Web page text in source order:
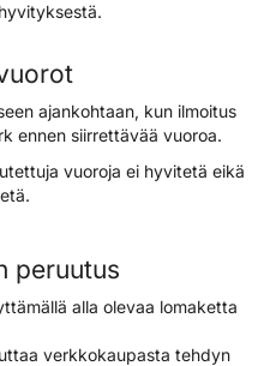
ajankohtaan, kun ilmoitus
ennen siirrettävää vuoroa.
vuoroja ei hyvitetä eikä
peruutus
alla olevaa lomaketta​​​​​​
verkkokaupasta tehdyn